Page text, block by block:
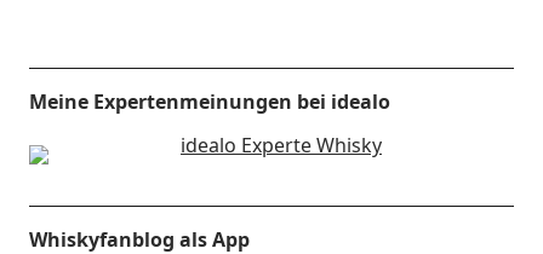
Meine Expertenmeinungen bei idealo
Whiskyfanblog als App